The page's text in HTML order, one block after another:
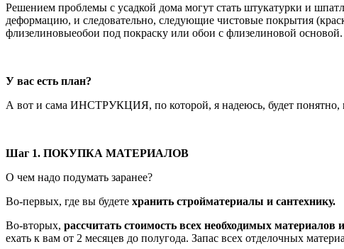
Решением проблемы с усадкой дома могут стать штукатурки и
деформацию, и следовательно, следующие чистовые покрытия
флизелиновыеобои под покраску или обои с флизелиновой основой.
У вас есть план?
А вот и сама ИНСТРУКЦИЯ, по которой, я надеюсь, будет понятно,
Шаг 1. ПОКУПКА МАТЕРИАЛОВ
О чем надо подумать заранее?
Во-первых, где вы будете хранить стройматериалы и сантехнику.
Во-вторых, рассчитать стоимость всех необходимых материалов
ехать к вам от 2 месяцев до полугода. Запас всех отделочных